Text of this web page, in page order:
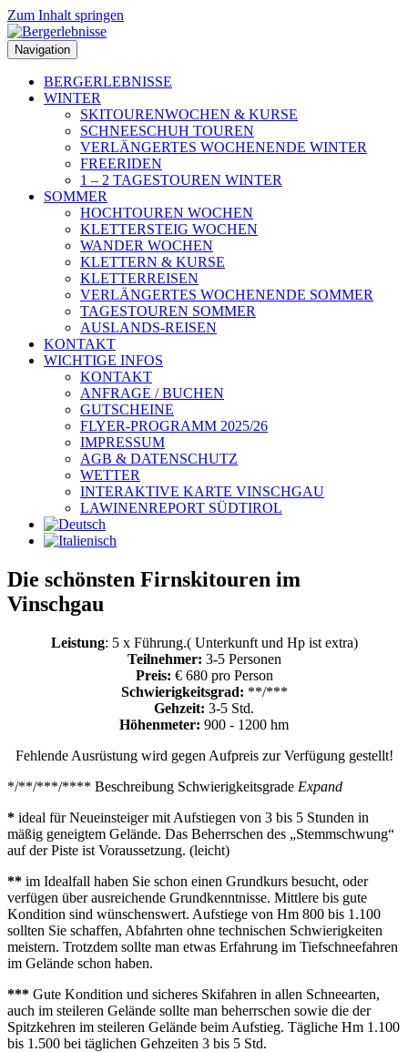
Zum Inhalt springen
Navigation
BERGERLEBNISSE
WINTER
SKITOURENWOCHEN & KURSE
SCHNEESCHUH TOUREN
VERLÄNGERTES WOCHENENDE WINTER
FREERIDEN
1 – 2 TAGESTOUREN WINTER
SOMMER
HOCHTOUREN WOCHEN
KLETTERSTEIG WOCHEN
WANDER WOCHEN
KLETTERN & KURSE
KLETTERREISEN
VERLÄNGERTES WOCHENENDE SOMMER
TAGESTOUREN SOMMER
AUSLANDS-REISEN
KONTAKT
WICHTIGE INFOS
KONTAKT
ANFRAGE / BUCHEN
GUTSCHEINE
FLYER-PROGRAMM 2025/26
IMPRESSUM
AGB & DATENSCHUTZ
WETTER
INTERAKTIVE KARTE VINSCHGAU
LAWINENREPORT SÜDTIROL
Die schönsten Firnskitouren im
Vinschgau
Leistung: 5 x Führung.( Unterkunft und Hp ist extra)
Teilnehmer: 3-5 Personen
Preis: € 680 pro Person
Schwierigkeitsgrad: **/***
Gehzeit: 3-5 Std.
Höhenmeter: 900 - 1200 hm
Fehlende Ausrüstung wird gegen Aufpreis zur Verfügung gestellt!
*/**/***/**** Beschreibung Schwierigkeitsgrade Expand
* ideal für Neueinsteiger mit Aufstiegen von 3 bis 5 Stunden in
mäßig geneigtem Gelände. Das Beherrschen des „Stemmschwung“
auf der Piste ist Voraussetzung. (leicht)
** im Idealfall haben Sie schon einen Grundkurs besucht, oder
verfügen über ausreichende Grundkenntnisse. Mittlere bis gute
Kondition sind wünschenswert. Aufstiege von Hm 800 bis 1.100
sollten Sie schaffen, Abfahrten ohne technischen Schwierigkeiten
meistern. Trotzdem sollte man etwas Erfahrung im Tiefschneefahren
im Gelände schon haben.
*** Gute Kondition und sicheres Skifahren in allen Schneearten,
auch im steileren Gelände sollte man beherrschen sowie die der
Spitzkehren im steileren Gelände beim Aufstieg. Tägliche Hm 1.100
bis 1.500 bei täglichen Gehzeiten 3 bis 5 Std.